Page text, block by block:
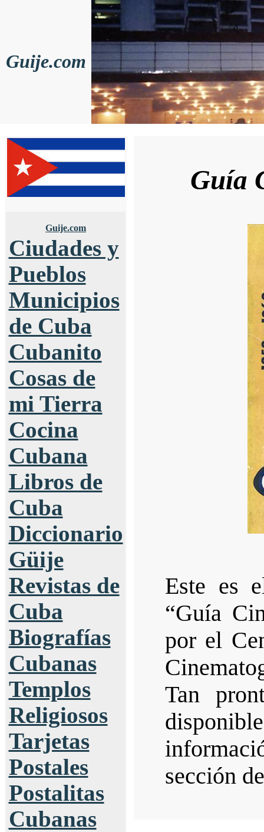
Guije.com
Guije.com
Ciudades y
Pueblos
Municipios
de Cuba
Cubanito
Cosas de
mi Tierra
Cocina
Cubana
Libros de
Cuba
Diccionario
Güije
Revistas de
Cuba
Biografías
Cubanas
Templos
Religiosos
Tarjetas
Postales
Postalitas
Cubanas
Guía
Este es
“Guía
por el
Tan
sección